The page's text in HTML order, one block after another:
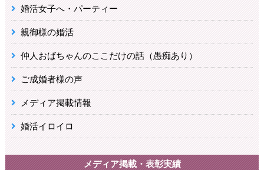
婚活女子へ・パーティー
親御様の婚活
仲人おばちゃんのここだけの話（愚痴あり）
ご成婚者様の声
メディア掲載情報
婚活イロイロ
メディア掲載・表彰実績